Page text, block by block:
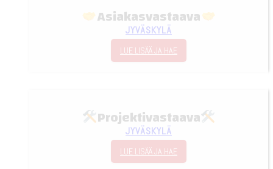
Asiakasvastaava
JYVÄSKYLÄ
LUE LISÄÄ JA HAE
Projektivastaava
JYVÄSKYLÄ
LUE LISÄÄ JA HAE